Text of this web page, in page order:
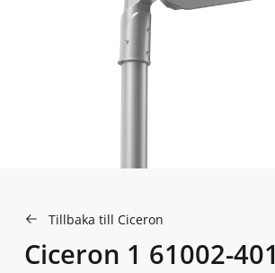
Tillbaka till Ciceron
Ciceron 1 61002-401